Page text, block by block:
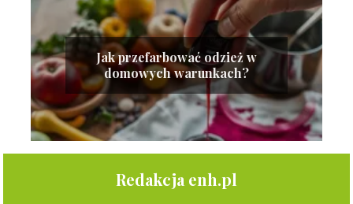
Jak przefarbować odzież w
domowych warunkach?
Redakcja enh.pl